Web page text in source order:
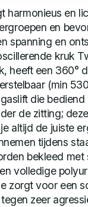
harmonieus en
en
spanning en
kruk
heeft een 360°
(min
die
de zitting;
altijd de juiste
tijdens
bekleed
volledige
zorgt voor een
zeer